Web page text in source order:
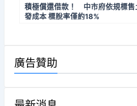
積極償還借款！ 中市府依規標售
發成本 標脫率僅約18%
廣告贊助